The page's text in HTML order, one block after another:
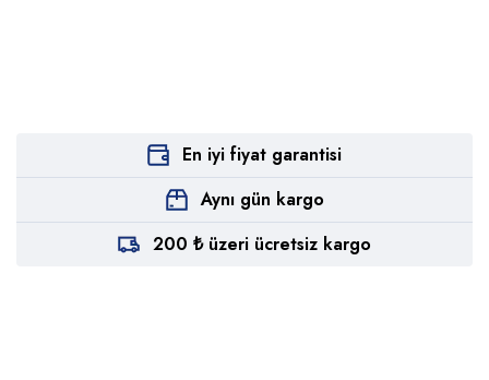
En iyi fiyat garantisi
Aynı gün kargo
200 ₺ üzeri ücretsiz kargo